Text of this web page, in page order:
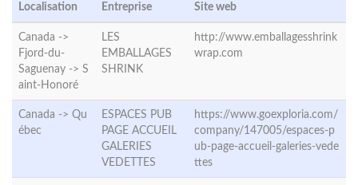
Localisation Entreprise Site web
Canada ->
Fjord-du-
Saguenay -> S
aint-Honoré
LES
EMBALLAGES
SHRINK
http://www.emballagesshrink
wrap.com
Canada -> Qu
ébec
ESPACES PUB
PAGE ACCUEIL
GALERIES
VEDETTES
https://www.goexploria.com/
company/147005/espaces-p
ub-page-accueil-galeries-vede
ttes